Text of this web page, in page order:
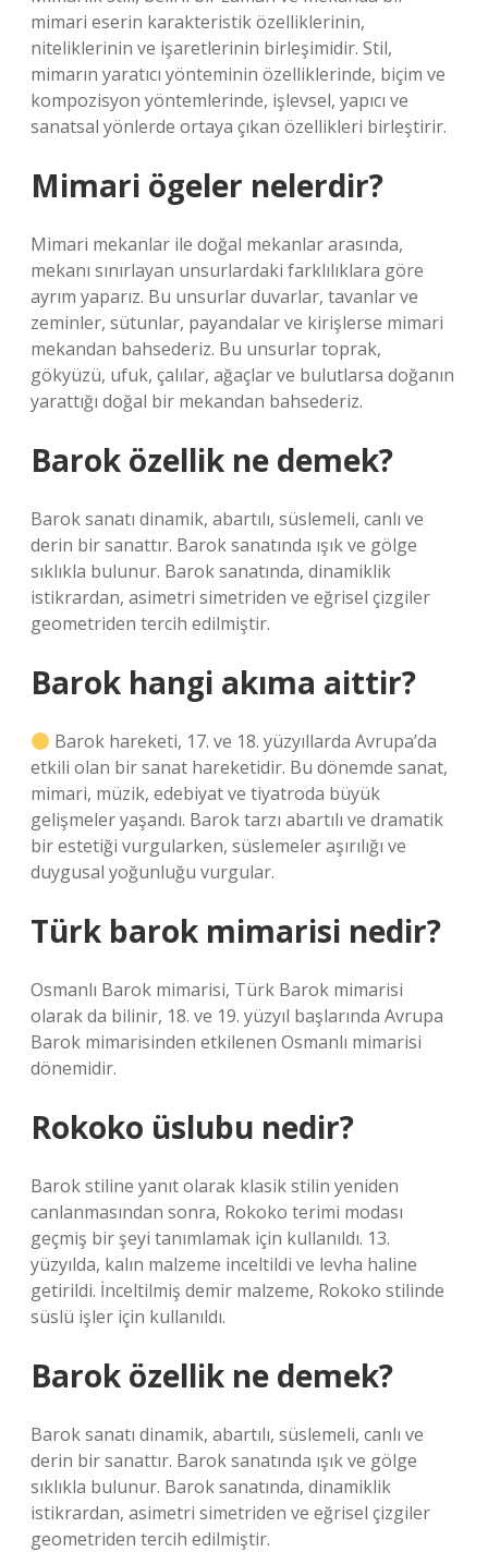
mimari eserin karakteristik özelliklerinin,
niteliklerinin ve işaretlerinin birleşimidir. Stil,
mimarın yaratıcı yönteminin özelliklerinde, biçim ve
kompozisyon yöntemlerinde, işlevsel, yapıcı ve
sanatsal yönlerde ortaya çıkan özellikleri birleştirir.
Mimari ögeler nelerdir?
Mimari mekanlar ile doğal mekanlar arasında,
mekanı sınırlayan unsurlardaki farklılıklara göre
ayrım yaparız. Bu unsurlar duvarlar, tavanlar ve
zeminler, sütunlar, payandalar ve kirişlerse mimari
mekandan bahsederiz. Bu unsurlar toprak,
gökyüzü, ufuk, çalılar, ağaçlar ve bulutlarsa doğanın
yarattığı doğal bir mekandan bahsederiz.
Barok özellik ne demek?
Barok sanatı dinamik, abartılı, süslemeli, canlı ve
derin bir sanattır. Barok sanatında ışık ve gölge
sıklıkla bulunur. Barok sanatında, dinamiklik
istikrardan, asimetri simetriden ve eğrisel çizgiler
geometriden tercih edilmiştir.
Barok hangi akıma aittir?
Barok hareketi, 17. ve 18. yüzyıllarda Avrupa’da
etkili olan bir sanat hareketidir. Bu dönemde sanat,
mimari, müzik, edebiyat ve tiyatroda büyük
gelişmeler yaşandı. Barok tarzı abartılı ve dramatik
bir estetiği vurgularken, süslemeler aşırılığı ve
duygusal yoğunluğu vurgular.
Türk barok mimarisi nedir?
Osmanlı Barok mimarisi, Türk Barok mimarisi
olarak da bilinir, 18. ve 19. yüzyıl başlarında Avrupa
Barok mimarisinden etkilenen Osmanlı mimarisi
dönemidir.
Rokoko üslubu nedir?
Barok stiline yanıt olarak klasik stilin yeniden
canlanmasından sonra, Rokoko terimi modası
geçmiş bir şeyi tanımlamak için kullanıldı. 13.
yüzyılda, kalın malzeme inceltildi ve levha haline
getirildi. İnceltilmiş demir malzeme, Rokoko stilinde
süslü işler için kullanıldı.
Barok özellik ne demek?
Barok sanatı dinamik, abartılı, süslemeli, canlı ve
derin bir sanattır. Barok sanatında ışık ve gölge
sıklıkla bulunur. Barok sanatında, dinamiklik
istikrardan, asimetri simetriden ve eğrisel çizgiler
geometriden tercih edilmiştir.